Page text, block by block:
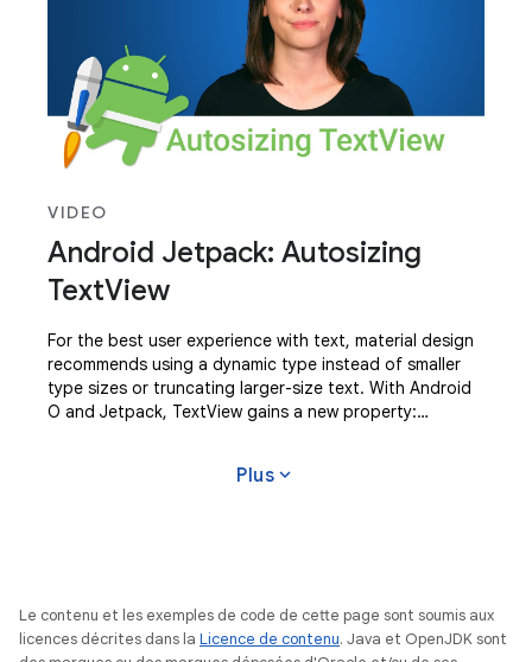
VIDEO
Android Jetpack: Autosizing
TextView
For the best user experience with text, material design
recommends using a dynamic type instead of smaller
type sizes or truncating larger-size text. With Android
O and Jetpack, TextView gains a new property:
Plus expand_more
Le contenu et les exemples de code de cette page sont soumis aux
licences décrites dans la Licence de contenu. Java et OpenJDK sont